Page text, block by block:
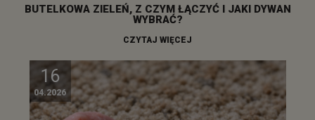
BUTELKOWA ZIELEŃ, Z CZYM ŁĄCZYĆ I JAKI DYWAN
WYBRAĆ?
CZYTAJ WIĘCEJ
16
04.2026